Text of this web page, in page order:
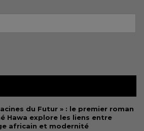
du Futur » : le premier roman
Hawa explore les liens entre
africain et modernité